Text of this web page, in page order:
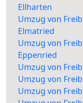
Ellharten
Umzug von
Elmatried
Umzug von
Eppenried
Umzug von
Umzug von
Umzug von